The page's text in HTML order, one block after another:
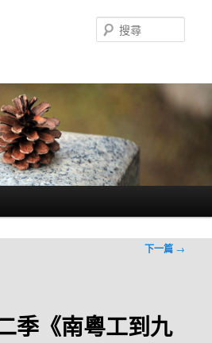
尋
下一篇 →
季《南粵工到九